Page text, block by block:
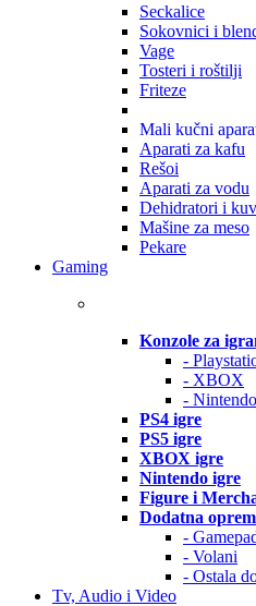
Seckalice
Sokovnici i
Vage
Tosteri i roštilji
Friteze
Mali kučni
Aparati za kafu
Rešoi
Aparati za vodu
Dehidratori i
Mašine za meso
Pekare
Gaming
Konzole za
-
- XBOX
- Nintendo
PS4 igre
PS5 igre
XBOX igre
Nintendo igre
Figure i
Dodatna
-
- Volani
- Ostala
Tv, Audio i Video